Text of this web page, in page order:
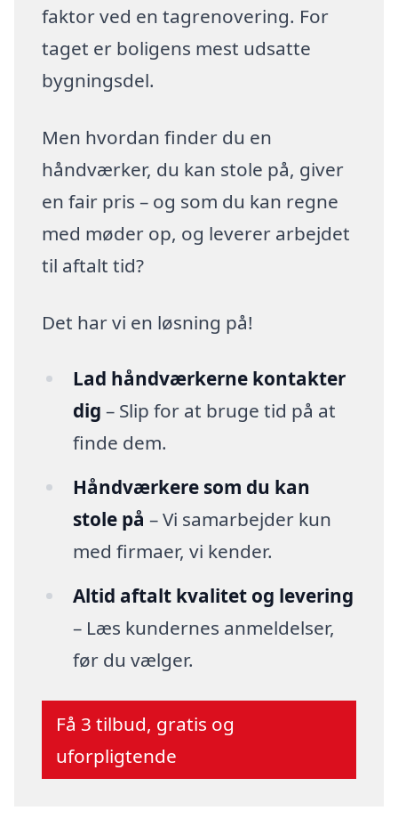
faktor ved en tagrenovering. For
taget er boligens mest udsatte
bygningsdel.
Men hvordan finder du en
håndværker, du kan stole på, giver
en fair pris – og som du kan regne
med møder op, og leverer arbejdet
til aftalt tid?
Det har vi en løsning på!
Lad håndværkerne kontakter
dig – Slip for at bruge tid på at
finde dem.
Håndværkere som du kan
stole på – Vi samarbejder kun
med firmaer, vi kender.
Altid aftalt kvalitet og levering
– Læs kundernes anmeldelser,
før du vælger.
Få 3 tilbud, gratis og
uforpligtende